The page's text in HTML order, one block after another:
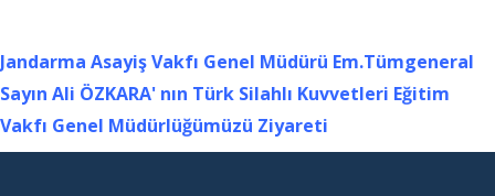
Jandarma Asayiş Vakfı Genel Müdürü Em.Tümgeneral
Sayın Ali ÖZKARA' nın Türk Silahlı Kuvvetleri Eğitim
Vakfı Genel Müdürlüğümüzü Ziyareti